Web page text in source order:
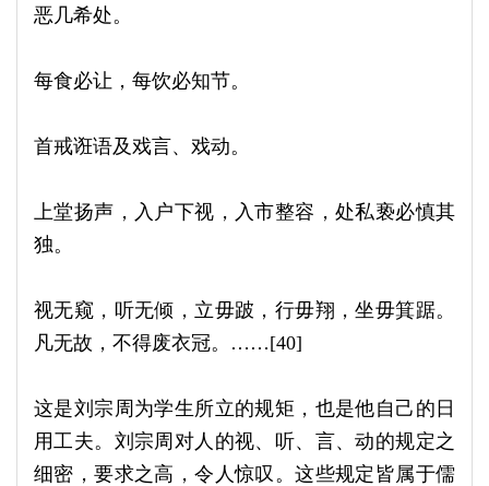
恶几希处。
每食必让，每饮必知节。
首戒诳语及戏言、戏动。
上堂扬声，入户下视，入市整容，处私亵必慎其
独。
视无窥，听无倾，立毋跛，行毋翔，坐毋箕踞。
凡无故，不得废衣冠。……[40]
这是刘宗周为学生所立的规矩，也是他自己的日
用工夫。刘宗周对人的视、听、言、动的规定之
细密，要求之高，令人惊叹。这些规定皆属于儒